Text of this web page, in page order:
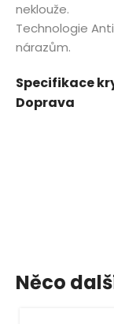
neklouže.
Technologie
nárazům.
Specifikace
Doprava
Něco